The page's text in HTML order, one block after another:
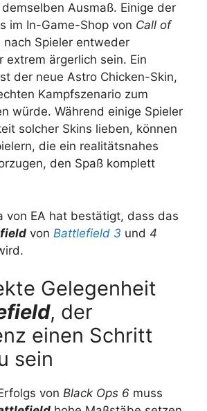
Ausmaß. Einige der
im In-Game-Shop von Call of
Spieler entweder
extrem ärgerlich sein. Ein
der neue Astro Chicken-Skin,
Kampfszenario zum
würde. Während einige Spieler
solcher Skins lieben, können
die ein realitätsnahes
den Spaß komplett
von EA hat bestätigt, dass das
von Battlefield 3 und 4
Gelegenheit
, der
einen Schritt
sein
von Black Ops 6 muss